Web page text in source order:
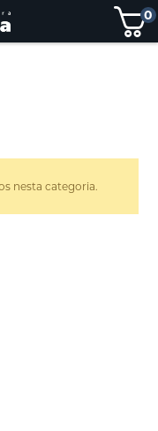
0
nesta categoria.